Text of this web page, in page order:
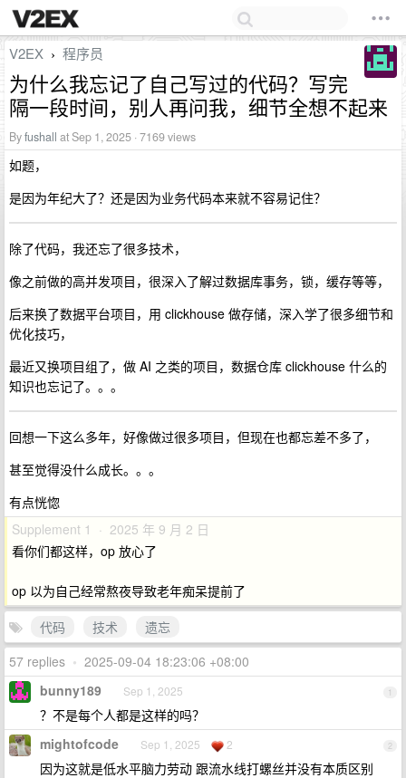
V2EX › 程序员
为什么我忘记了自己写过的代码？写完
隔一段时间，别人再问我，细节全想不起来
Byfushall at Sep 1, 2025 · 7169 views
如题，
是因为年纪大了？还是因为业务代码本来就不容易记住？
除了代码，我还忘了很多技术，
像之前做的高并发项目，很深入了解过数据库事务，锁，缓存等等，
后来换了数据平台项目，用 clickhouse 做存储，深入学了很多细节和
优化技巧，
最近又换项目组了，做 AI 之类的项目，数据仓库 clickhouse 什么的
知识也忘记了。。。
回想一下这么多年，好像做过很多项目，但现在也都忘差不多了，
甚至觉得没什么成长。。。
有点恍惚
Supplement 1 · 2025 年 9 月 2 日
看你们都这样，op 放心了
op 以为自己经常熬夜导致老年痴呆提前了
代码
技术
遗忘
57 replies • 2025-09-04 18:23:06 +08:00
1
bunny189 Sep 1, 2025
？不是每个人都是这样的吗？
2
mightofcode Sep 1, 2025 2
因为这就是低水平脑力劳动 跟流水线打螺丝并没有本质区别